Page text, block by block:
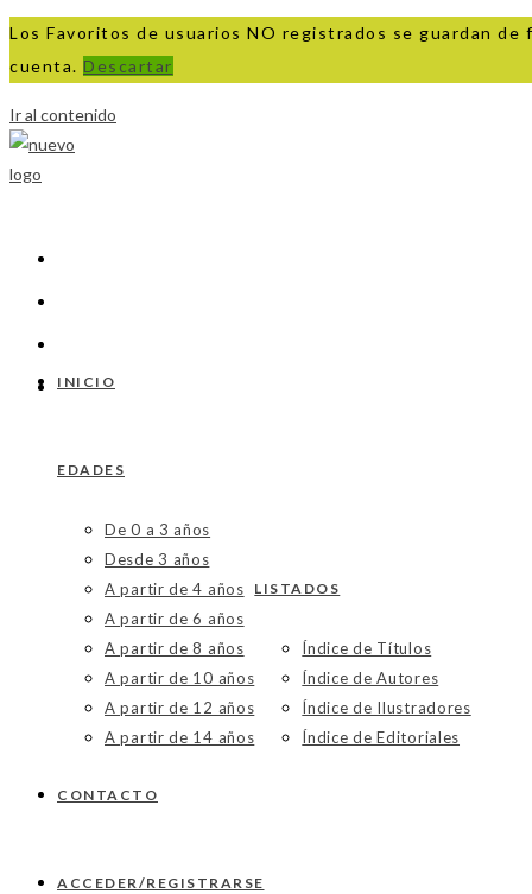
Los Favoritos de usuarios NO registrados se guardan
cuenta. Descartar
Ir al contenido
INICIO
EDADES
De 0 a 3 años
Desde 3 años
A partir de 4 años
A partir de 6 años
A partir de 8 años
A partir de 10 años
A partir de 12 años
A partir de 14 años
LISTADOS
Índice de Títulos
Índice de Autores
Índice de Ilustradores
Índice de Editoriales
CONTACTO
ACCEDER/REGISTRARSE